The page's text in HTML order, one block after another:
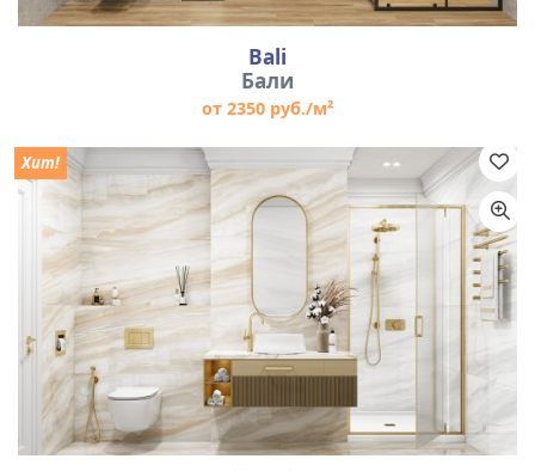
Bali
Бали
от 2350 руб./м²
Хит!